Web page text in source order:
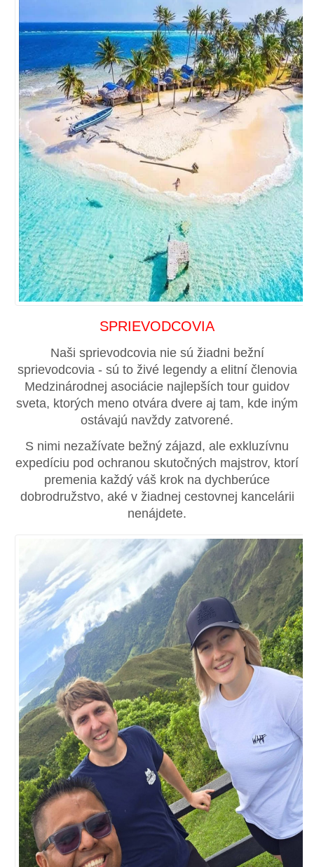
SPRIEVODCOVIA
Naši sprievodcovia nie sú žiadni bežní
sprievodcovia - sú to živé legendy a elitní členovia
Medzinárodnej asociácie najlepších tour guidov
sveta, ktorých meno otvára dvere aj tam, kde iným
ostávajú navždy zatvorené.
S nimi nezažívate bežný zájazd, ale exkluzívnu
expedíciu pod ochranou skutočných majstrov, ktorí
premenia každý váš krok na dychberúce
dobrodružstvo, aké v žiadnej cestovnej kancelárii
nenájdete.